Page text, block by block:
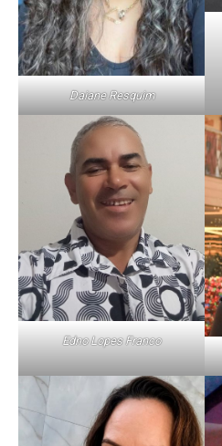
Daiane Resquim
Edno Lopes Franco